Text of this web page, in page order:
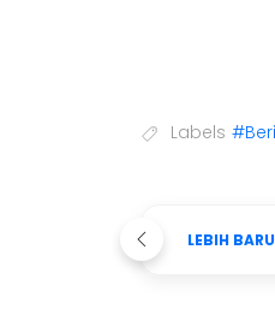
Labels
LEBIH BARU